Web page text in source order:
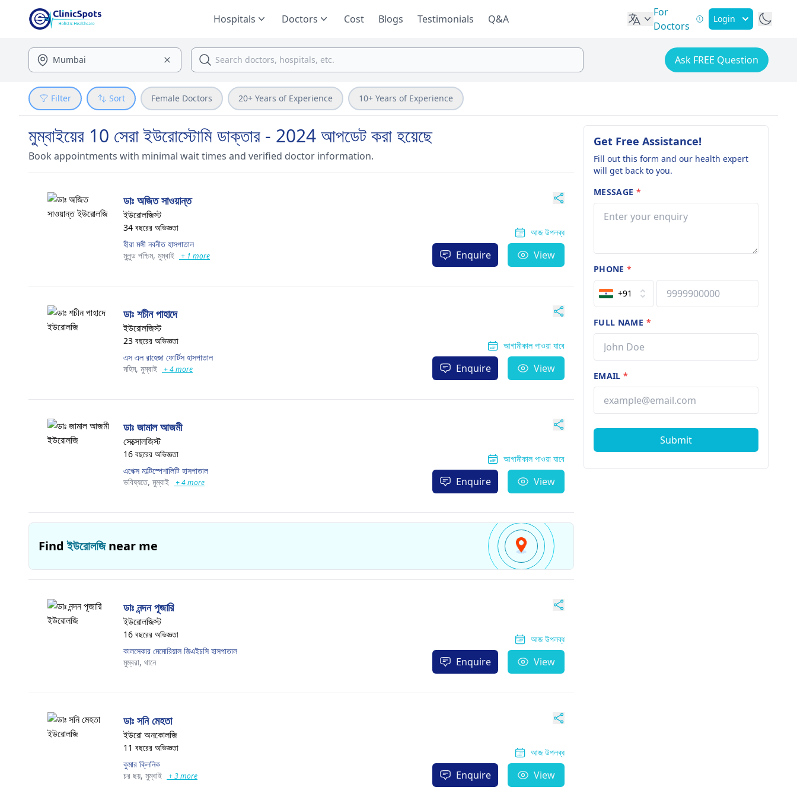
Hospitals Doctors Cost Blogs Testimonials Q&A
For
Doctors
Login
Ask FREE Question
Filter Sort Female Doctors 20+ Years of Experience 10+ Years of Experience
মুম্বাইয়ের 10 সেরা ইউরোস্টোমি ডাক্তার - 2024 আপডেট করা হয়েছে
Book appointments with minimal wait times and verified doctor information.
ডাঃ অজিত সাওয়ান্ত
ইউরোলজিস্ট
34 বছরের অভিজ্ঞতা
হীরা মঙ্গী নবনীত হাসপাতাল
মুলুন্ড পশ্চিম, মুম্বাই + 1 more
আজ উপলব্ধ
Enquire View
ডাঃ শচীন পাহাদে
ইউরোলজিস্ট
23 বছরের অভিজ্ঞতা
এস এল রাহেজা ফোর্টিস হাসপাতাল
মহিম, মুম্বাই + 4 more
আগামীকাল পাওয়া যাবে
Enquire View
ডাঃ জামাল আজমী
সেক্সোলজিস্ট
16 বছরের অভিজ্ঞতা
এপেক্স মাল্টিস্পেশালিটি হাসপাতাল
ভবিষ্যতে, মুম্বাই + 4 more
আগামীকাল পাওয়া যাবে
Enquire View
Findইউরোলজিnear me
ডাঃ নন্দন পূজারি
ইউরোলজিস্ট
16 বছরের অভিজ্ঞতা
কালসেকার মেমোরিয়াল জিএইচসি হাসপাতাল
মুম্বরা, থানে
আজ উপলব্ধ
Enquire View
ডাঃ সনি মেহতা
ইউরো অনকোলজি
11 বছরের অভিজ্ঞতা
কুমার ক্লিনিক
চর ছয়, মুম্বাই + 3 more
আজ উপলব্ধ
Enquire View
Get Free Assistance!
Fill out this form and our health expert
will get back to you.
MESSAGE *
PHONE*
+91
FULL NAME *
EMAIL*
Submit